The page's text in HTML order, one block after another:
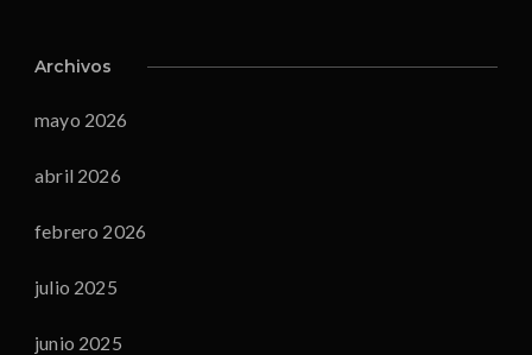
Archivos
mayo 2026
abril 2026
febrero 2026
julio 2025
junio 2025